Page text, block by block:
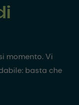
momento. Vi
basta che